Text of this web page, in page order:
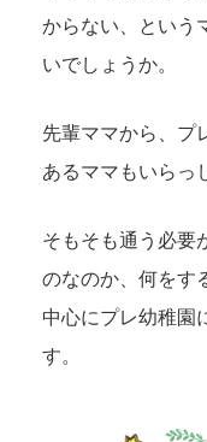
からない、という
いでしょうか。
先輩ママから、プ
あるママもいらっ
そもそも通う必要
のなのか、何をす
中心にプレ幼稚園
す。